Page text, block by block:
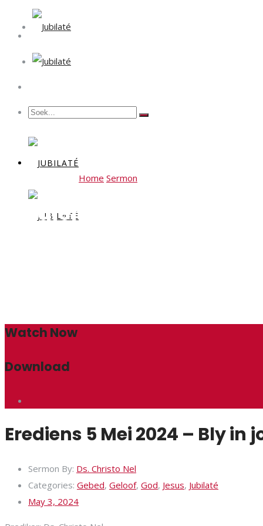
Home Sermon
Erediens 5 Mei 2024 –
Watch Now
Download
Erediens 5 Mei 2024 – Bly in
Sermon By: Ds. Christo Nel
Categories: Gebed, Geloof, God, Jesus, Jubilaté
May 3, 2024